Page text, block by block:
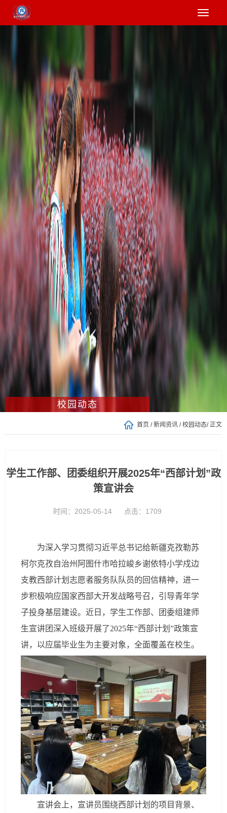
校园动态
首页 /新闻资讯 /校园动态/ 正文
学生工作部、团委组织开展2025年“西部计划”政
策宣讲会
时间：2025-05-14 点击： 1709
为深入学习贯彻习近平总书记给新疆克孜勒苏
柯尔克孜自治州阿图什市哈拉峻乡谢依特小学戍边
支教西部计划志愿者服务队队员的回信精神，进一
步积极响应国家西部大开发战略号召，引导青年学
子投身基层建设。近日，学生工作部、团委组建师
生宣讲团深入班级开展了2025年“西部计划”政策宣
讲，以应届毕业生为主要对象，全面覆盖在校生。
宣讲会上，宣讲员围绕西部计划的项目背景、